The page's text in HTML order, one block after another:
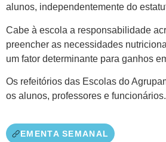
alunos, independentemente do
Cabe à escola a responsabilidade
preencher as necessidades
um fator determinante para ganhos
Os refeitórios das Escolas do
os alunos, professores e funcionários.
EMENTA SEMANAL